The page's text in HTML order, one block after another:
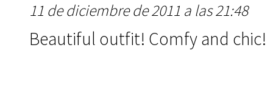
11 de diciembre de 2011 a las 21:48
Beautiful outfit! Comfy and chic!